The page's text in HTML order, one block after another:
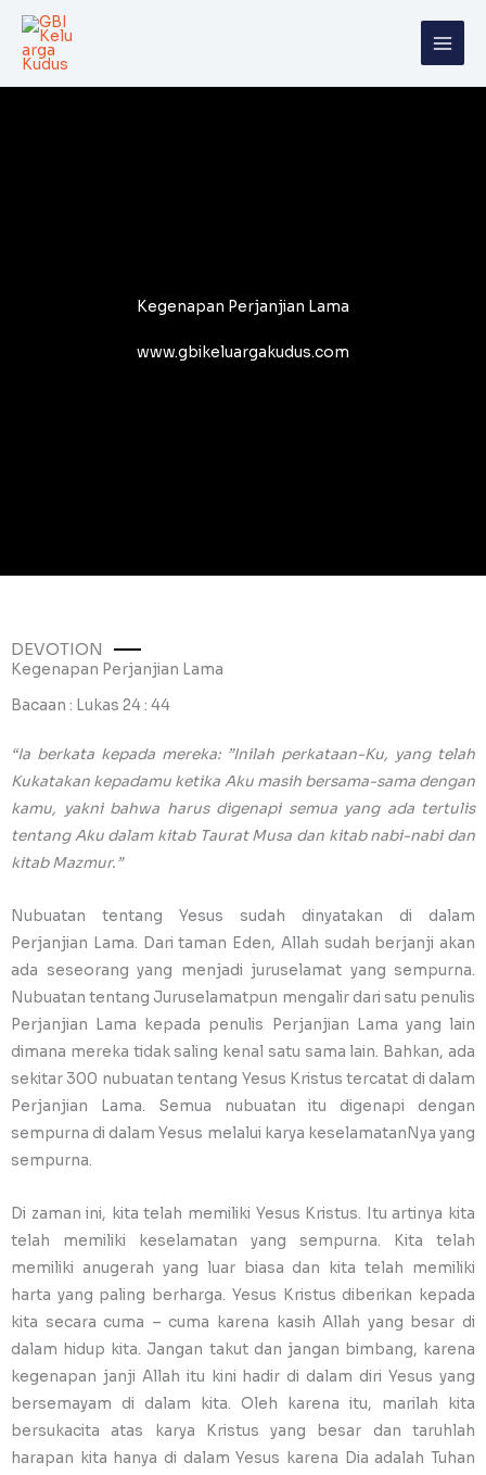
Skip
content
Kegenapan Perjanjian Lama
www.gbikeluargakudus.com
DEVOTION
Kegenapan Perjanjian Lama
Bacaan : Lukas 24 : 44
“Ia berkata kepada mereka: ”Inilah perkataan-Ku, yang telah
Kukatakan kepadamu ketika Aku masih bersama-sama dengan
kamu, yakni bahwa harus digenapi semua yang ada tertulis
tentang Aku dalam kitab Taurat Musa dan kitab nabi-nabi dan
kitab Mazmur.”
Nubuatan tentang Yesus sudah dinyatakan di dalam
Perjanjian Lama. Dari taman Eden, Allah sudah berjanji akan
ada seseorang yang menjadi juruselamat yang sempurna.
Nubuatan tentang Juruselamatpun mengalir dari satu penulis
Perjanjian Lama kepada penulis Perjanjian Lama yang lain
dimana mereka tidak saling kenal satu sama lain. Bahkan, ada
sekitar 300 nubuatan tentang Yesus Kristus tercatat di dalam
Perjanjian Lama. Semua nubuatan itu digenapi dengan
sempurna di dalam Yesus melalui karya keselamatanNya yang
sempurna.
Di zaman ini, kita telah memiliki Yesus Kristus. Itu artinya kita
telah memiliki keselamatan yang sempurna. Kita telah
memiliki anugerah yang luar biasa dan kita telah memiliki
harta yang paling berharga. Yesus Kristus diberikan kepada
kita secara cuma – cuma karena kasih Allah yang besar di
dalam hidup kita. Jangan takut dan jangan bimbang, karena
kegenapan janji Allah itu kini hadir di dalam diri Yesus yang
bersemayam di dalam kita. Oleh karena itu, marilah kita
bersukacita atas karya Kristus yang besar dan taruhlah
harapan kita hanya di dalam Yesus karena Dia adalah Tuhan